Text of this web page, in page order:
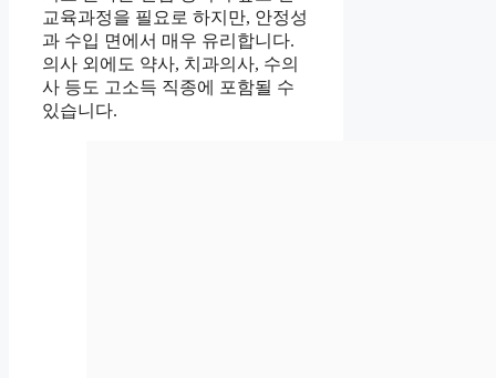
교육과정을 필요로 하지만, 안정성
과 수입 면에서 매우 유리합니다.
의사 외에도 약사, 치과의사, 수의
사 등도 고소득 직종에 포함될 수
있습니다.